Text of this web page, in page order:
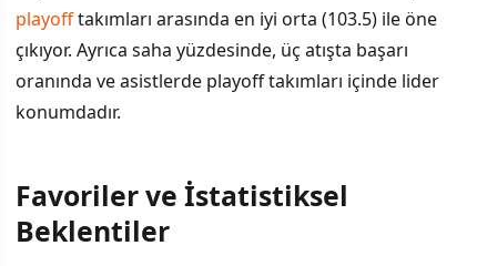
playofftakımları arasında en iyi orta (103.5) ile öne
çıkıyor. Ayrıca saha yüzdesinde, üç atışta başarı
oranında ve asistlerde playoff takımları içinde lider
konumdadır.
Favoriler ve İstatistiksel
Beklentiler